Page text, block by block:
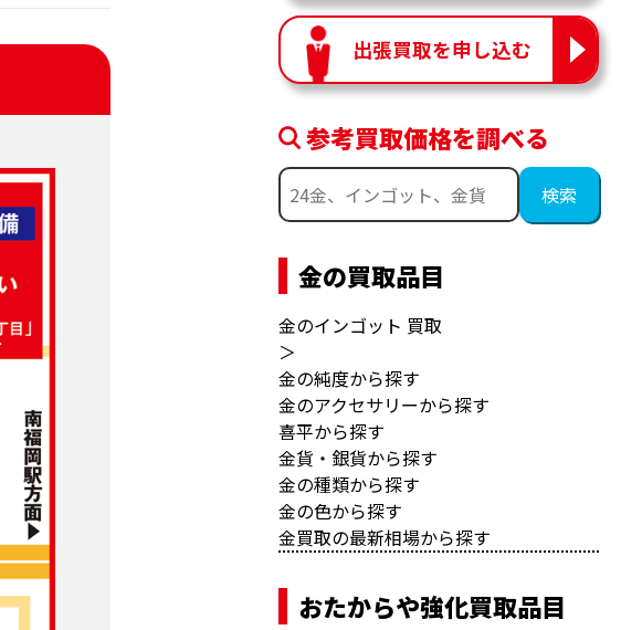
出張買取を申し込む
参考買取価格を調べる
金の買取品目
金のインゴット 買取
＞
金の純度から探す
金のアクセサリーから探す
喜平から探す
金貨・銀貨から探す
金の種類から探す
金の色から探す
金買取の最新相場から探す
おたからや強化買取品目